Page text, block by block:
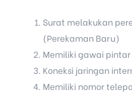
Surat melakukan
(Perekaman Baru)
Memiliki gawai pintar
Koneksi jaringan
Memiliki nomor